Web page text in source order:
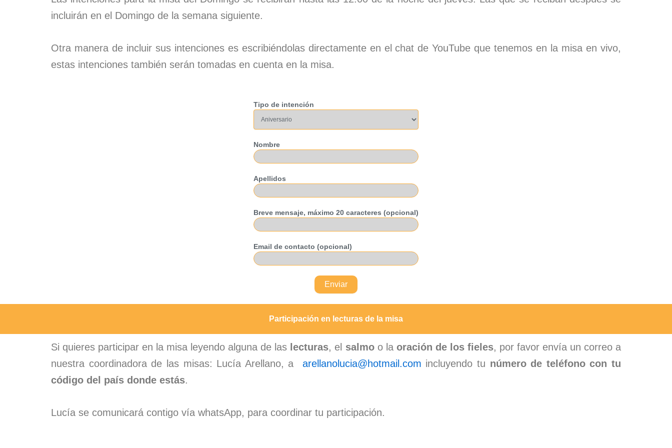
incluirán en el Domingo de la semana siguiente.
Otra manera de incluir sus intenciones es escribiéndolas directamente en el chat de YouTube que tenemos en la misa en vivo,
estas intenciones también serán tomadas en cuenta en la misa.
Tipo de intención
Nombre
Apellidos
Breve mensaje, máximo 20 caracteres (opcional)
Email de contacto (opcional)
Participación en lecturas de la misa
Si quieres participar en la misa leyendo alguna de las lecturas, el salmoo la oración de los fieles, por favor envía un correo a
nuestra coordinadora de las misas: Lucía Arellano, a arellanolucia@hotmail.com incluyendo tu número de teléfono con tu
código del país donde estás.
Lucía se comunicará contigo vía whatsApp, para coordinar tu participación.